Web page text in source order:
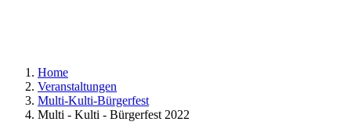
Home
Veranstaltungen
Multi-Kulti-Bürgerfest
Multi - Kulti - Bürgerfest 2022